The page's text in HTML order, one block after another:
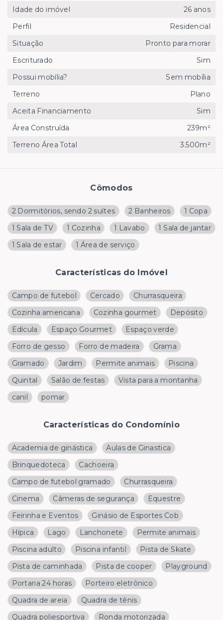
Cômodos
2 Dormitórios, sendo 2 suítes 2 Banheiros
1 Copa
1 Sala de TV
1 Cozinha 1 Lavabo
1 Sala de jantar
1 Sala de estar
1 Área de serviço
Características do Imóvel
Campo de futebol Cercado
Churrasqueira
Cozinha americana
Cozinha gourmet
Depósito
Edícula
Espaço Gourmet
Espaço verde
Forro de gesso
Forro de madeira
Grama
Gramado
Jardim Permite animais
Piscina
Quintal
Salão de festas
Vista para a montanha
canil
pomar
Características do Condomínio
Academia de ginástica
Aulas de Ginastica
Brinquedoteca
Cachoeira
Campo de futebol gramado
Churrasqueira
Cinema
Câmeras de segurança
Equestre
Feirinha e Eventos
Ginásio de Esportes Cob
Hípica
Lago Lanchonete
Permite animais
Piscina adulto
Piscina infantil
Pista de Skate
Pista de caminhada
Pista de cooper
Playground
Portaria 24 horas
Porteiro eletrônico
Quadra de areia
Quadra de tênis
Quadra poliesportiva
Ronda motorizada
Idade do imóvel
26 anos
Perfil
Residencial
Situação
Pronto para morar
Escriturado
Sim
Possui mobília?
Sem mobília
Terreno
Plano
Aceita Financiamento
Sim
Área Construída
239m²
Terreno Área Total
3.500m²